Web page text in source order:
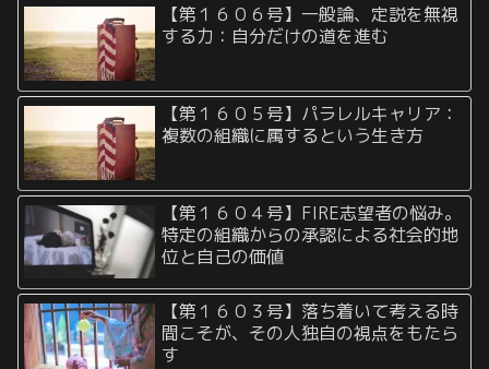
【第１６０６号】一般論、定説を無視
する力：自分だけの道を進む
【第１６０５号】パラレルキャリア：
複数の組織に属するという生き方
【第１６０４号】FIRE志望者の悩み。
特定の組織からの承認による社会的地
位と自己の価値
【第１６０３号】落ち着いて考える時
間こそが、その人独自の視点をもたら
す